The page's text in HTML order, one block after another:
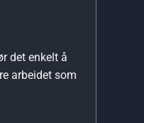
det enkelt å
arbeidet som